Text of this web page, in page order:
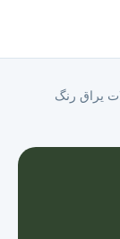
یراق رنگ